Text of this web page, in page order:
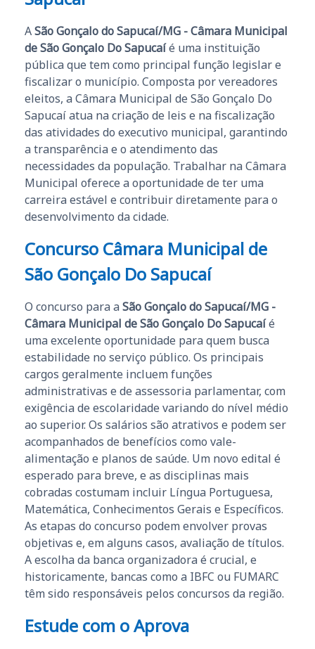
ASão Gonçalo do Sapucaí/MG - Câmara Municipal
de São Gonçalo Do Sapucaíé uma instituição
pública que tem como principal função legislar e
fiscalizar o município. Composta por vereadores
eleitos, a Câmara Municipal de São Gonçalo Do
Sapucaí atua na criação de leis e na fiscalização
das atividades do executivo municipal, garantindo
a transparência e o atendimento das
necessidades da população. Trabalhar na Câmara
Municipal oferece a oportunidade de ter uma
carreira estável e contribuir diretamente para o
desenvolvimento da cidade.
Concurso Câmara Municipal de
São Gonçalo Do Sapucaí
O concurso para a São Gonçalo do Sapucaí/MG -
Câmara Municipal de São Gonçalo Do Sapucaíé
uma excelente oportunidade para quem busca
estabilidade no serviço público. Os principais
cargos geralmente incluem funções
administrativas e de assessoria parlamentar, com
exigência de escolaridade variando do nível médio
ao superior. Os salários são atrativos e podem ser
acompanhados de benefícios como vale-
alimentação e planos de saúde. Um novo edital é
esperado para breve, e as disciplinas mais
cobradas costumam incluir Língua Portuguesa,
Matemática, Conhecimentos Gerais e Específicos.
As etapas do concurso podem envolver provas
objetivas e, em alguns casos, avaliação de títulos.
A escolha da banca organizadora é crucial, e
historicamente, bancas como a IBFC ou FUMARC
têm sido responsáveis pelos concursos da região.
Estude com o Aprova